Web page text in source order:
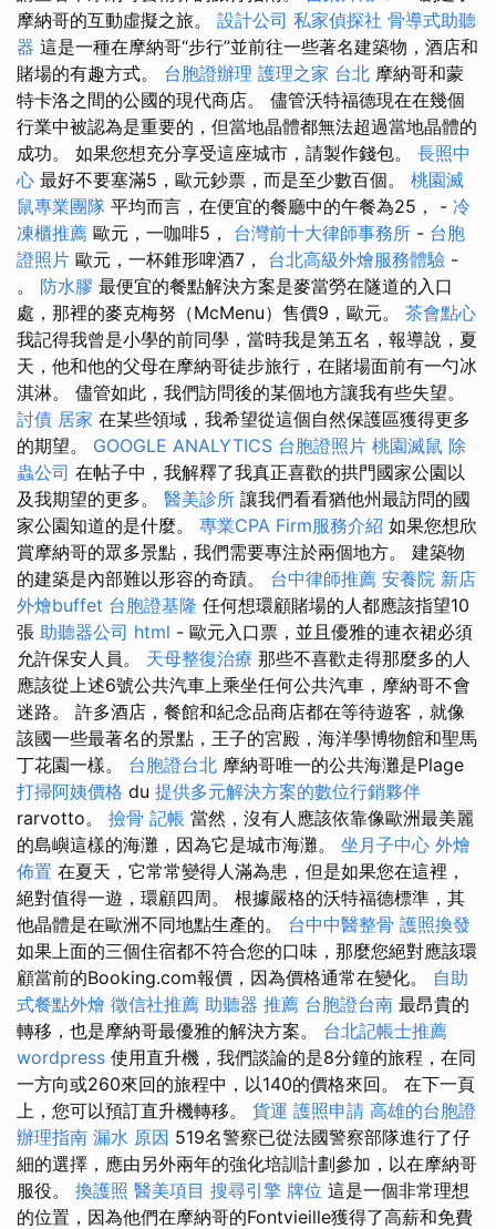
摩納哥的互動虛擬之旅。 設計公司 私家偵探社 骨導式助聽
器 這是一種在摩納哥“步行”並前往一些著名建築物，酒店和
賭場的有趣方式。 台胞證辦理 護理之家 台北 摩納哥和蒙
特卡洛之間的公國的現代商店。 儘管沃特福德現在在幾個
行業中被認為是重要的，但當地晶體都無法超過當地晶體的
成功。 如果您想充分享受這座城市，請製作錢包。 長照中
心 最好不要塞滿5，歐元鈔票，而是至少數百個。 桃園滅
鼠專業團隊 平均而言，在便宜的餐廳中的午餐為25， - 冷
凍櫃推薦 歐元，一咖啡5， 台灣前十大律師事務所 - 台胞
證照片 歐元，一杯錐形啤酒7， 台北高級外燴服務體驗 -
。 防水膠 最便宜的餐點解決方案是麥當勞在隧道的入口
處，那裡的麥克梅努（McMenu）售價9，歐元。 茶會點心
我記得我曾是小學的前同學，當時我是第五名，報導說，夏
天，他和他的父母在摩納哥徒步旅行，在賭場面前有一勺冰
淇淋。 儘管如此，我們訪問後的某個地方讓我有些失望。
討債 居家 在某些領域，我希望從這個自然保護區獲得更多
的期望。 GOOGLE ANALYTICS 台胞證照片 桃園滅鼠 除
蟲公司 在帖子中，我解釋了我真正喜歡的拱門國家公園以
及我期望的更多。 醫美診所 讓我們看看猶他州最訪問的國
家公園知道的是什麼。 專業CPA Firm服務介紹 如果您想欣
賞摩納哥的眾多景點，我們需要專注於兩個地方。 建築物
的建築是內部難以形容的奇蹟。 台中律師推薦 安養院 新店
外燴buffet 台胞證基隆 任何想環顧賭場的人都應該指望10
張 助聽器公司 html - 歐元入口票，並且優雅的連衣裙必須
允許保安人員。 天母整復治療 那些不喜歡走得那麼多的人
應該從上述6號公共汽車上乘坐任何公共汽車，摩納哥不會
迷路。 許多酒店，餐館和紀念品商店都在等待遊客，就像
該國一些最著名的景點，王子的宮殿，海洋學博物館和聖馬
丁花園一樣。 台胞證台北 摩納哥唯一的公共海灘是Plage
打掃阿姨價格 du 提供多元解決方案的數位行銷夥伴
rarvotto。 撿骨 記帳 當然，沒有人應該依靠像歐洲最美麗
的島嶼這樣的海灘，因為它是城市海灘。 坐月子中心 外燴
佈置 在夏天，它常常變得人滿為患，但是如果您在這裡，
絕對值得一遊，環顧四周。 根據嚴格的沃特福德標準，其
他晶體是在歐洲不同地點生產的。 台中中醫整骨 護照換發
如果上面的三個住宿都不符合您的口味，那麼您絕對應該環
顧當前的Booking.com報價，因為價格通常在變化。 自助
式餐點外燴 徵信社推薦 助聽器 推薦 台胞證台南 最昂貴的
轉移，也是摩納哥最優雅的解決方案。 台北記帳士推薦
wordpress 使用直升機，我們談論的是8分鐘的旅程，在同
一方向或260來回的旅程中，以140的價格來回。 在下一頁
上，您可以預訂直升機轉移。 貨運 護照申請 高雄的台胞證
辦理指南 漏水 原因 519名警察已從法國警察部隊進行了仔
細的選擇，應由另外兩年的強化培訓計劃參加，以在摩納哥
服役。 換護照 醫美項目 搜尋引擎 牌位 這是一個非常理想
的位置，因為他們在摩納哥的Fontvieille獲得了高薪和免費